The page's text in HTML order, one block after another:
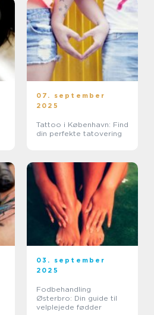
07. september
2025
Tattoo i København: Find
din perfekte tatovering
03. september
2025
Fodbehandling
Østerbro: Din guide til
velplejede fødder